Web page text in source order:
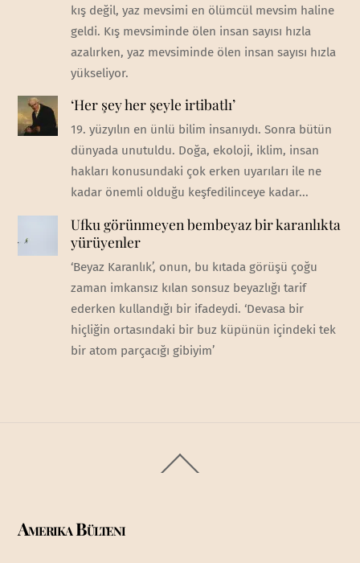
kış değil, yaz mevsimi en ölümcül mevsim haline
geldi. Kış mevsiminde ölen insan sayısı hızla
azalırken, yaz mevsiminde ölen insan sayısı hızla
yükseliyor.
‘Her şey her şeyle irtibatlı’
19. yüzyılın en ünlü bilim insanıydı. Sonra bütün
dünyada unutuldu. Doğa, ekoloji, iklim, insan
hakları konusundaki çok erken uyarıları ile ne
kadar önemli olduğu keşfedilinceye kadar...
Ufku görünmeyen bembeyaz bir karanlıkta
yürüyenler
‘Beyaz Karanlık’, onun, bu kıtada görüşü çoğu
zaman imkansız kılan sonsuz beyazlığı tarif
ederken kullandığı bir ifadeydi. ‘Devasa bir
hiçliğin ortasındaki bir buz küpünün içindeki tek
bir atom parçacığı gibiyim’
To
Amerika Bülteni